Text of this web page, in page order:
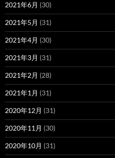
2021年6月 (30)
2021年5月 (31)
2021年4月 (30)
2021年3月 (31)
2021年2月 (28)
2021年1月 (31)
2020年12月 (31)
2020年11月 (30)
2020年10月 (31)